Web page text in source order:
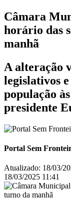
Câmara
horário das
manhã
A alteração
legislativos
população
presidente
Portal Sem
Atualizado: 18/03/
18/03/2025 11:41